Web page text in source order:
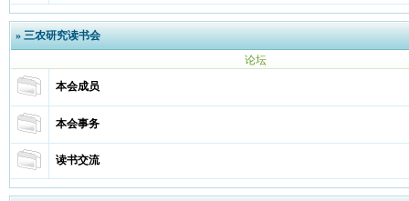
»三农研究读书会
论坛
本会成员
本会事务
读书交流